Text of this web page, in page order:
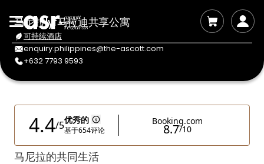
马尼拉lyf马拉迪共享公寓
可持续酒店
enquiry.philippines@the-ascott.com
+632 7793 9593
马尼拉的共同生活